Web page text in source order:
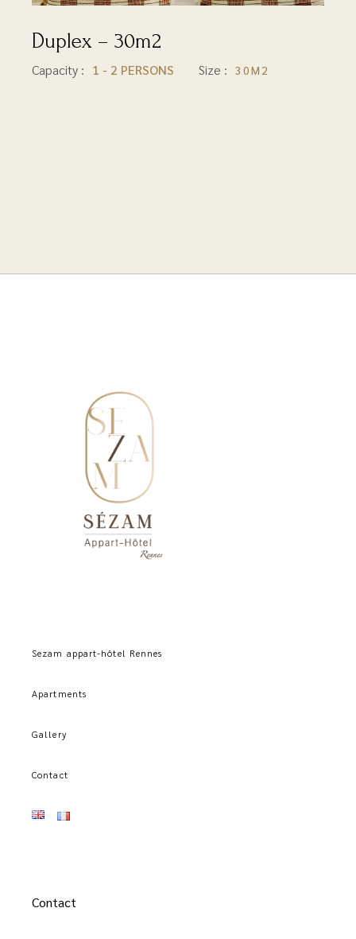
Duplex – 30m2
30M2
Sezam appart-hôtel Rennes
Apartments
Gallery
Contact
Contact